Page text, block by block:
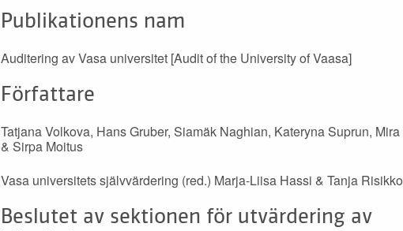
Publikationens nam
Auditering av Vasa universitet [Audit of the University of Vaasa]
Författare
Tatjana Volkova, Hans Gruber, Siamäk Naghian, Kateryna Suprun,
& Sirpa Moitus
Vasa universitets självvärdering (red.) Marja-Liisa Hassi & Tanja Risikko
Beslutet av sektionen för utvärdering av